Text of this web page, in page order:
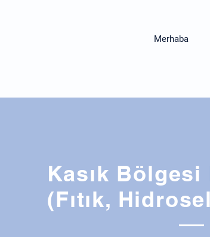
Merhaba
Kasık Bölgesi
(Fıtık,